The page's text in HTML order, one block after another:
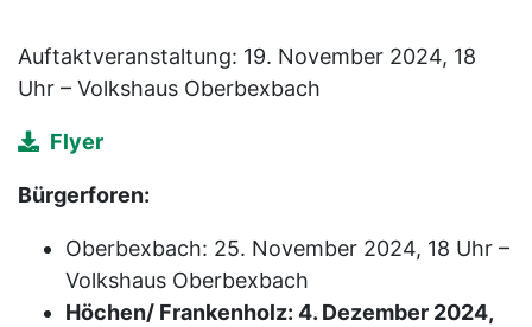
Auftaktveranstaltung: 19. November 2024, 18
Uhr – Volkshaus Oberbexbach
Flyer
Bürgerforen:
Oberbexbach: 25. November 2024, 18 Uhr –
Volkshaus Oberbexbach
Höchen/ Frankenholz: 4. Dezember 2024,